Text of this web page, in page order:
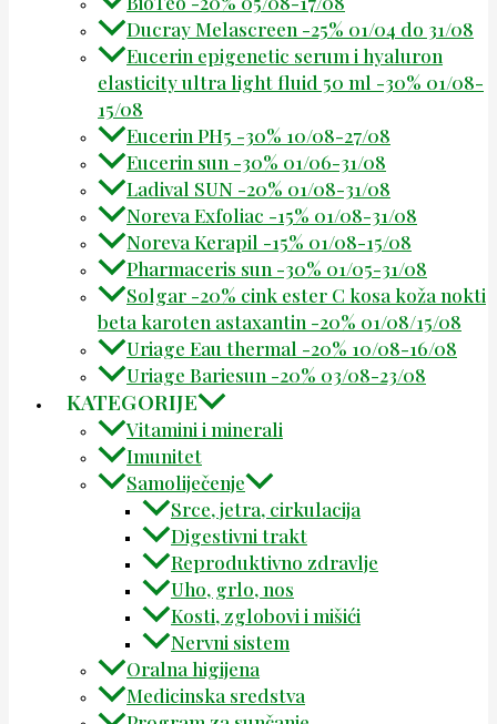
Ducray Melascreen -25% 01/04 do 31/08
Eucerin epigenetic serum i hyaluron
elasticity ultra light fluid 50 ml -30% 01/08-
15/08
Eucerin PH5 -30% 10/08-27/08
Eucerin sun -30% 01/06-31/08
Ladival SUN -20% 01/08-31/08
Noreva Exfoliac -15% 01/08-31/08
Noreva Kerapil -15% 01/08-15/08
Pharmaceris sun -30% 01/05-31/08
Solgar -20% cink ester C kosa koža nokti
beta karoten astaxantin -20% 01/08/15/08
Uriage Eau thermal -20% 10/08-16/08
Uriage Bariesun -20% 03/08-23/08
KATEGORIJE
Vitamini i minerali
Imunitet
Samoliječenje
Srce, jetra, cirkulacija
Digestivni trakt
Reproduktivno zdravlje
Uho, grlo, nos
Kosti, zglobovi i mišići
Nervni sistem
Oralna higijena
Medicinska sredstva